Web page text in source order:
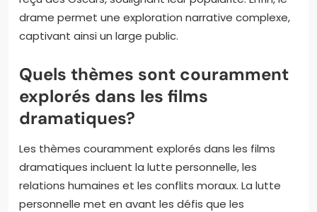
drame permet une exploration narrative complexe,
captivant ainsi un large public.
Quels thèmes sont couramment
explorés dans les films
dramatiques?
Les thèmes couramment explorés dans les films
dramatiques incluent la lutte personnelle, les
relations humaines et les conflits moraux. La lutte
personnelle met en avant les défis que les